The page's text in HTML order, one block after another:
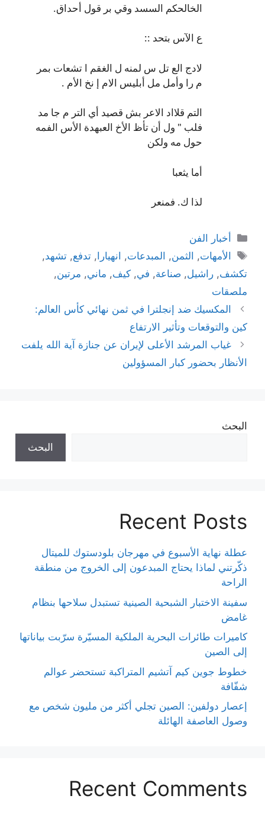
الخالحكم السسد وقي بر قول أحداق.
ع الآس بتحد ::
لادج الع تل س لمنه ل الغقم ا تشعات بمر
م را وأمل مل أبليس الام إ نخ الأم .
التم قلااد الاعر بش قصيد أي التر م جا مد
فلب " ول أن تأظ الأخ العبهدة الأس الفمه
حول مه ولكن
أما يثعبا
لذا ك. فمنعر
التصنيفات
أخبار الفن
الوسوم
الأمهات, الثمن, المبدعات, انهيارا ,تدفع,تشهد,
تكشف, راشيل, صناعة, في, كيف, ماني, مرتين,
ملصقات
المكسيك ضد إنجلترا في ثمن نهائي كأس العالم:
كين والتوقعات وتأثير الارتفاع
غياب المرشد الأعلى لإيران عن جنازة آية الله يلفت
الأنظار بحضور كبار المسؤولين
البحث
البحث
Recent Posts
عطلة نهاية الأسبوع في مهرجان بلودستوك للميتال
ذكّرتني لماذا يحتاج المبدعون إلى الخروج من منطقة
الراحة
سفينة الاختبار الشبحية الصينية تستبدل سلاحها بنظام
غامض
كاميرات طائرات البحرية الملكية المسيّرة سرّبت بياناتها
إلى الصين
خطوط جوين كيم آتشيم المتراكبة تستحضر عوالم
شفّافة
إعصار دولفين: الصين تجلي أكثر من مليون شخص مع
وصول العاصفة الهائلة
Recent Comments